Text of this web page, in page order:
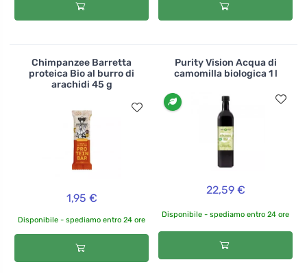
Chimpanzee Barretta
proteica Bio al burro di
arachidi 45 g
1,95 €
Disponibile - spediamo entro 24 ore
Purity Vision Acqua di
camomilla biologica 1 l
22,59 €
Disponibile - spediamo entro 24 ore